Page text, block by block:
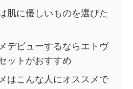
肌に優しいものを選びた
デビューするならエトヴ
ットがおすすめ
はこんな人にオススメで